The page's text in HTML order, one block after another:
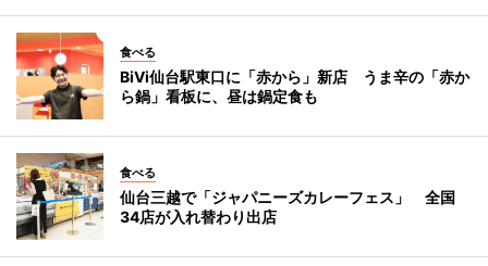
食べる
BiVi仙台駅東口に「赤から」新店 うま辛の「赤か
ら鍋」看板に、昼は鍋定食も
食べる
仙台三越で「ジャパニーズカレーフェス」 全国
34店が入れ替わり出店